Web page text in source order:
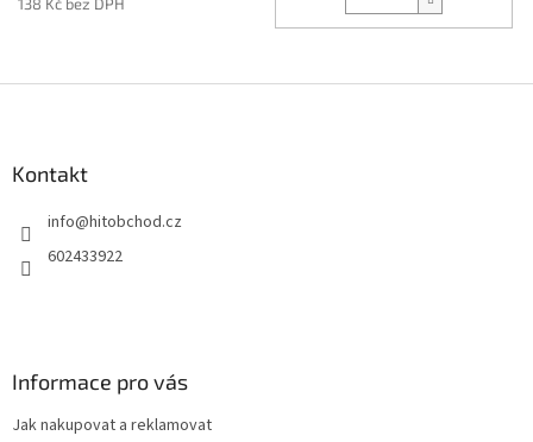
Kontakt
info@hitobchod.cz
602433922
Informace pro vás
Jak nakupovat a reklamovat